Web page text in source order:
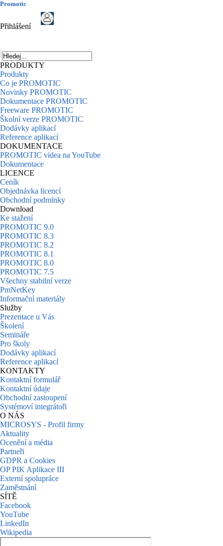
Promotic
Přihlášení
PRODUKTY
Produkty
Co je PROMOTIC
Novinky PROMOTIC
Dokumentace PROMOTIC
Freeware PROMOTIC
Školní verze PROMOTIC
Dodávky aplikací
Reference aplikací
DOKUMENTACE
PROMOTIC videa na YouTube
Dokumentace
LICENCE
Ceník
Objednávka licencí
Obchodní podmínky
Download
Ke stažení
PROMOTIC 9.0
PROMOTIC 8.3
PROMOTIC 8.2
PROMOTIC 8.1
PROMOTIC 8.0
PROMOTIC 7.5
Všechny stabilní verze
PmNetKey
Informační materiály
Služby
Prezentace u Vás
Školení
Semináře
Pro školy
Dodávky aplikací
Reference aplikací
KONTAKTY
Kontaktní formulář
Kontaktní údaje
Obchodní zastoupení
Systémoví integrátoři
O NÁS
MICROSYS - Profil firmy
Aktuality
Ocenění a média
Partneři
GDPR a Cookies
OP PIK Aplikace III
Externí spolupráce
Zaměstnání
SÍTĚ
Facebook
YouTube
LinkedIn
Wikipedia